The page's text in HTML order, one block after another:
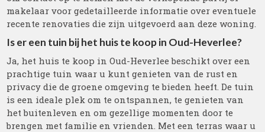
makelaar voor gedetailleerde informatie over eventuele
recente renovaties die zijn uitgevoerd aan deze woning.
Is er een tuin bij het huis te koop in Oud-Heverlee?
Ja, het huis te koop in Oud-Heverlee beschikt over een
prachtige tuin waar u kunt genieten van de rust en
privacy die de groene omgeving te bieden heeft. De tuin
is een ideale plek om te ontspannen, te genieten van
het buitenleven en om gezellige momenten door te
brengen met familie en vrienden. Met een terras waar u